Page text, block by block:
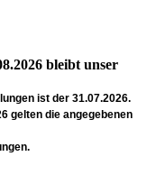
bleibt unser
ist der 31.07.2026.
gelten die angegebenen